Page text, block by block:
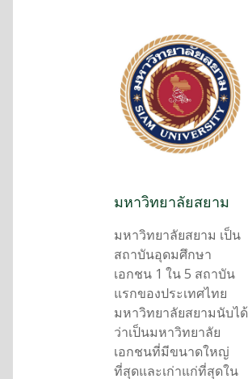
มหาวิทยาลัยสยาม
มหาวิทยาลัยสยาม เป็น
สถาบันอุดมศึกษา
เอกชน 1 ใน 5 สถาบัน
แรกของประเทศไทย
มหาวิทยาลัยสยามนับได้
ว่าเป็นมหาวิทยาลัย
เอกชนที่มีขนาดใหญ่
ที่สุดและเก่าแก่ที่สุดใน